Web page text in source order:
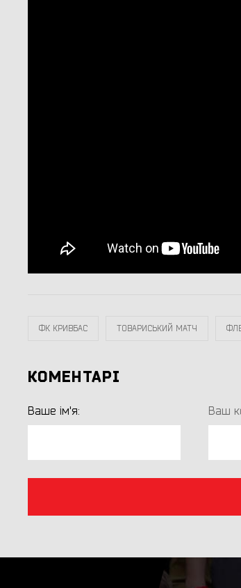
ФК КРИВБАС ТОВАРИСЬКИЙ МАТЧ
КОМЕНТАРІ
Ваше ім'я: Ваш